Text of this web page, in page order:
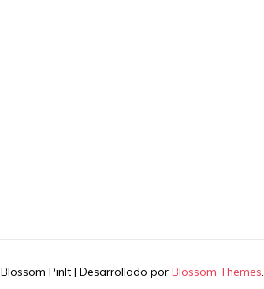
Blossom PinIt | Desarrollado por Blossom Themes.